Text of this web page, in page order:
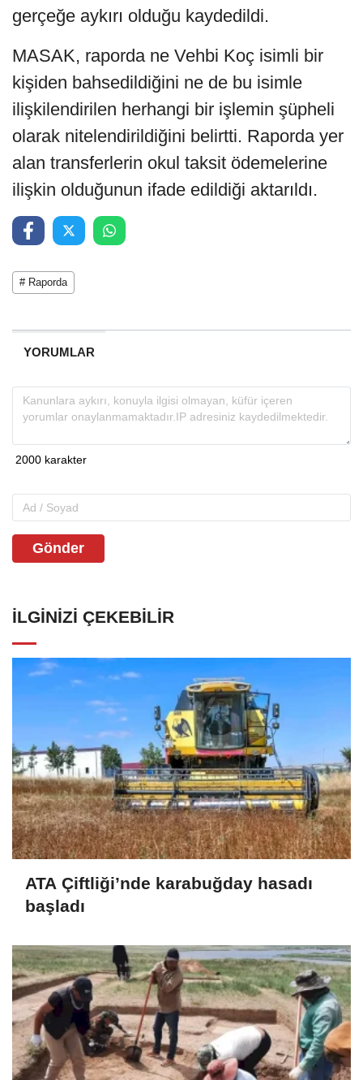
gerçeğe aykırı olduğu kaydedildi.
MASAK, raporda ne Vehbi Koç isimli bir
kişiden bahsedildiğini ne de bu isimle
ilişkilendirilen herhangi bir işlemin şüpheli
olarak nitelendirildiğini belirtti. Raporda yer
alan transferlerin okul taksit ödemelerine
ilişkin olduğunun ifade edildiği aktarıldı.
# Raporda
YORUMLAR
Gönder
İLGINIZI ÇEKEBILIR
ATA Çiftliği’nde karabuğday hasadı
başladı